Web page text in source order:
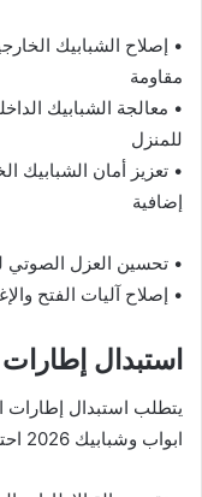
• إصلاح الشبابيك
مقاومة
• معالجة الشبابيك
للمنزل
• تعزيز أمان الشبابيك
إضافية
• تحسين العزل الصوتي
• إصلاح آليات الفتح
استبدال إطارات
يتطلب استبدال إطارات
ابواب وشبابيك 2026 احترافية عالية: